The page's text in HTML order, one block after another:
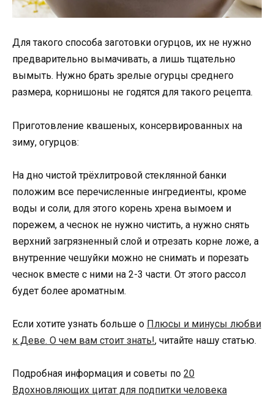
Для такого способа заготовки огурцов, их не нужно
предварительно вымачивать, а лишь тщательно
вымыть. Нужно брать зрелые огурцы среднего
размера, корнишоны не годятся для такого рецепта.
Приготовление квашеных, консервированных на
зиму, огурцов:
На дно чистой трёхлитровой стеклянной банки
положим все перечисленные ингредиенты, кроме
воды и соли, для этого корень хрена вымоем и
порежем, а чеснок не нужно чистить, а нужно снять
верхний загрязненный слой и отрезать корне ложе, а
внутренние чешуйки можно не снимать и порезать
чеснок вместе с ними на 2-3 части. От этого рассол
будет более ароматным.
Если хотите узнать больше о Плюсы и минусы любви
к Деве. О чем вам стоит знать!, читайте нашу статью.
Подробная информация и советы по 20
Вдохновляющих цитат для подпитки человека